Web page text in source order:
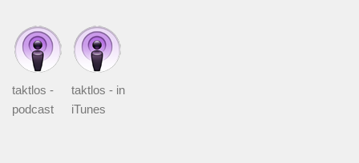
taktlos -
podcast
taktlos - in
iTunes